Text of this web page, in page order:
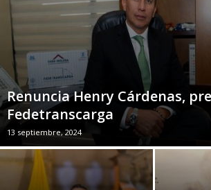
Renuncia Henry Cárdenas,
Fedetranscarga
13 septiembre, 2024